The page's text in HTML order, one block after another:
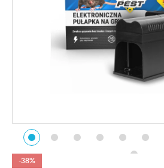
-38%